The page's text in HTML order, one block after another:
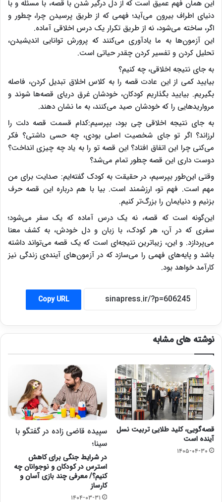
این همان فهم عمیق است که از دل درگیر شدن با قصه، با مسئله و با
دنیای اطراف بیرون می‌آید؛ فهمی که از طریق پرسیدن چرا، چطور و
اگر، ساخته می‌شود، نه از طریق تکرار یک درس اخلاقی آماده.
این آزمون‌ها به ما یادآوری می‌کنند که پرورش توانایی اندیشیدن،
تحلیل کردن و تفسیر کردن چقدر حیاتی است.
به جای نتیجه اخلاقی، چه کنیم؟
بیایید کمی از این عادت قصه را به کلاس اخلاق تبدیل کردن، فاصله
بگیریم. بیایید بگذاریم کودکان، خودشان غرق دریای قصه‌ها شوند و
مرواریدهایی را که خودشان صید می‌کنند، به ما نشان دهند.
به جای نتیجه اخلاقی چی بود، بپرسیم:کدام قسمت قصه دلت را
لرزاند؟ اگر تو جای شخصیت اصلی بودی، چه حسی داشتی؟ فکر
می‌کنی چرا این اتفاق افتاد؟ این قصه تو را به یاد چه چیزی انداخت؟
دوست داری این قصه چطور تمام می‌شد؟
وقتی این‌طور بپرسیم، در حقیقت به کودک گفته‌ایم: صدایت برای من
مهم است. فهم تو، ارزشمند است. بیا با هم درباره این قصه حرف
بزنیم و دنیایمان را بزرگ‌تر کنیم.
این‌گونه است که قصه، نه یک درس آماده که یک سفر می‌شود؛
سفری که در آن، هر کودک، با زبان و دل خودش، به کشف معنا
می‌پردازد. و این، زیباترین نتیجه‌ای است که یک قصه می‌تواند داشته
باشد و پایه‌های فهمی را می‌سازد که در آزمون‌های آینده‌ی زندگی نیز
کارآمد خواهد بود.
Copy URL
نوشته های مشابه
قصه‌گویی، کلید طلایی تربیت نسل
آینده است
۱۴۰۵-۰۴-۳۰
سپیده قاضی زاده در گفتگو با
سینا؛
در شرایط جنگی برای کاهش
استرس در کودکان و نوجوانان چه
کنیم؟/ معرفی چند بازی آسان و
کارساز
۱۴۰۴-۰۳-۳۱